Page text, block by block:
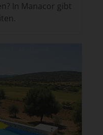
In Manacor gibt